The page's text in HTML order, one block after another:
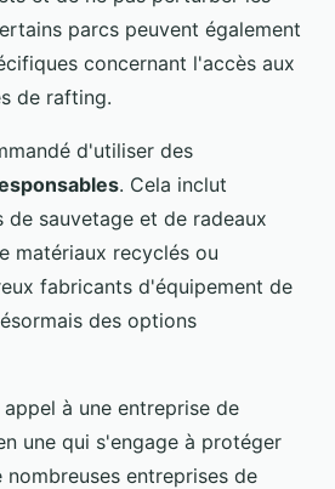
parcs peuvent également
concernant l'accès aux
de rafting.
d'utiliser des
. Cela inclut
sauvetage et de radeaux
matériaux recyclés ou
fabricants d'équipement de
des options
à une entreprise de
une qui s'engage à protéger
nombreuses entreprises de